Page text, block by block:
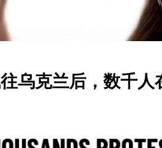
乌克兰后，数千人